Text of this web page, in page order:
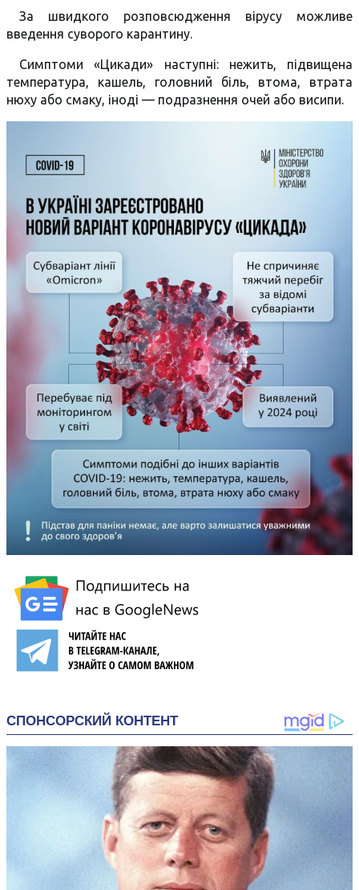
За швидкого розповсюдження вірусу можливе
введення суворого карантину.
Симптоми «Цикади» наступні: нежить, підвищена
температура, кашель, головний біль, втома, втрата
нюху або смаку, іноді — подразнення очей або висипи.